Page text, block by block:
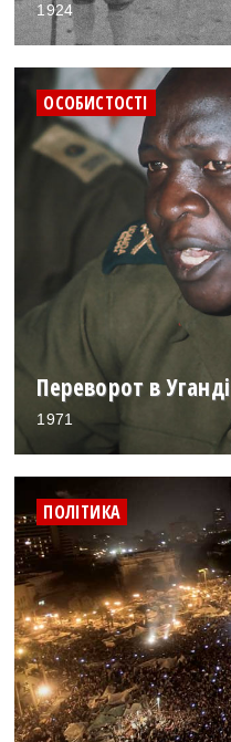
1924
ОСОБИСТОСТІ
Переворот в Уганді
1971
ПОЛІТИКА